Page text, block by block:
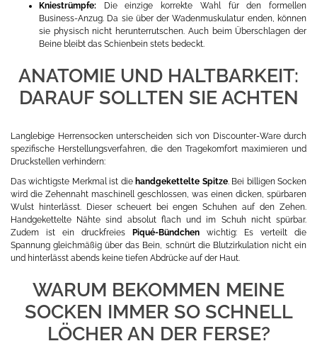
Kniestrümpfe: Die einzige korrekte Wahl für den formellen
Business-Anzug. Da sie über der Wadenmuskulatur enden, können
sie physisch nicht herunterrutschen. Auch beim Überschlagen der
Beine bleibt das Schienbein stets bedeckt.
ANATOMIE UND HALTBARKEIT:
DARAUF SOLLTEN SIE ACHTEN
Langlebige Herrensocken unterscheiden sich von Discounter-Ware durch
spezifische Herstellungsverfahren, die den Tragekomfort maximieren und
Druckstellen verhindern:
Das wichtigste Merkmal ist die handgekettelte Spitze. Bei billigen Socken
wird die Zehennaht maschinell geschlossen, was einen dicken, spürbaren
Wulst hinterlässt. Dieser scheuert bei engen Schuhen auf den Zehen.
Handgekettelte Nähte sind absolut flach und im Schuh nicht spürbar.
Zudem ist ein druckfreies
Piqué-Bündchen wichtig: Es verteilt die
Spannung gleichmäßig über das Bein, schnürt die Blutzirkulation nicht ein
und hinterlässt abends keine tiefen Abdrücke auf der Haut.
WARUM BEKOMMEN MEINE
SOCKEN IMMER SO SCHNELL
LÖCHER AN DER FERSE?